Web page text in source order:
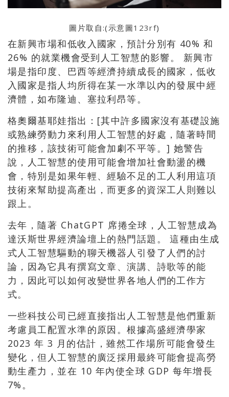
圖片取自:(示意圖123rf)
在新興市場和低收入國家，預計分別有 40% 和
26% 的就業機會受到人工智慧的影響。 新興市
場是指印度、巴西等經濟持續成長的國家，低收
入國家是指人均所得在某一水準以內的發展中經
濟體，如布隆迪、塞拉利昂等。
格奧爾基耶娃指出：[其中許多國家沒有基礎設施
或熟練勞動力來利用人工智慧的好處，隨著時間
的推移，該技術可能會加劇不平等。] 她警告
說，人工智慧的使用可能會增加社會動盪的機
會，特別是如果年輕、經驗不足的工人利用這項
技術來幫助提高產出，而更多的資深工人則難以
跟上。
去年，隨著 ChatGPT 席捲全球，人工智慧成為
達沃斯世界經濟論壇上的熱門話題。 這種由生成
式人工智慧驅動的聊天機器人引發了人們的討
論，因為它具有撰寫文章、演講、詩歌等的能
力，因此可以如何改變世界各地人們的工作方
式。
一些科技公司已經直接指出人工智慧是他們重新
考慮員工配置水準的原因。根據高盛經濟學家
2023 年 3 月的估計，雖然工作場所可能會發生
變化，但人工智慧的廣泛採用最終可能會提高勞
動生產力，並在 10 年內使全球 GDP 每年增長
7%。